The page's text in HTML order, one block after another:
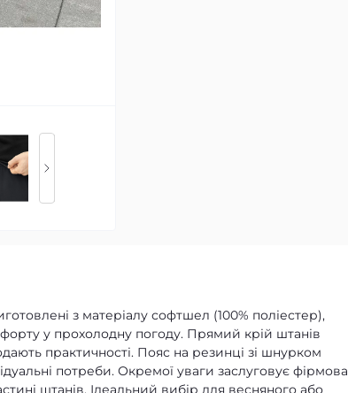
з матеріалу софтшел (100% поліестер),
у прохолодну погоду. Прямий крій штанів
практичності. Пояс на резинці зі шнурком
потреби. Окремої уваги заслуговує фірмова
штанів. Ідеальний вибір для весняного або